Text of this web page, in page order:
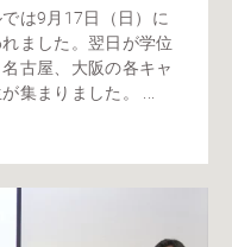
は9月17日（日）に
ました。翌日が学位
古屋、大阪の各キャ
集まりました。 ...